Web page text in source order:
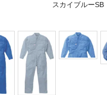
スカイブルーSB